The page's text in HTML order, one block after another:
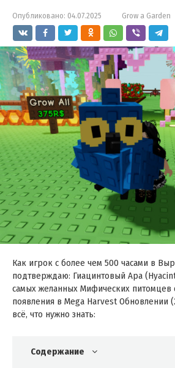
Опубликовано: 04.07.2025 Grow a Garden
Как игрок с более чем 500 часами в
подтверждаю: Гиацинтовый Ара
самых желанных Мифических питомцев
появления в Mega Harvest Обновлении
всё, что нужно знать:
Содержание